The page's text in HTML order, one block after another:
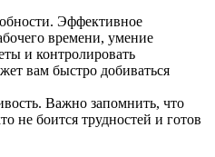
Эффективное
времени, умение
и контролировать
вам быстро добиваться
Важно запомнить, что
не боится трудностей и готов